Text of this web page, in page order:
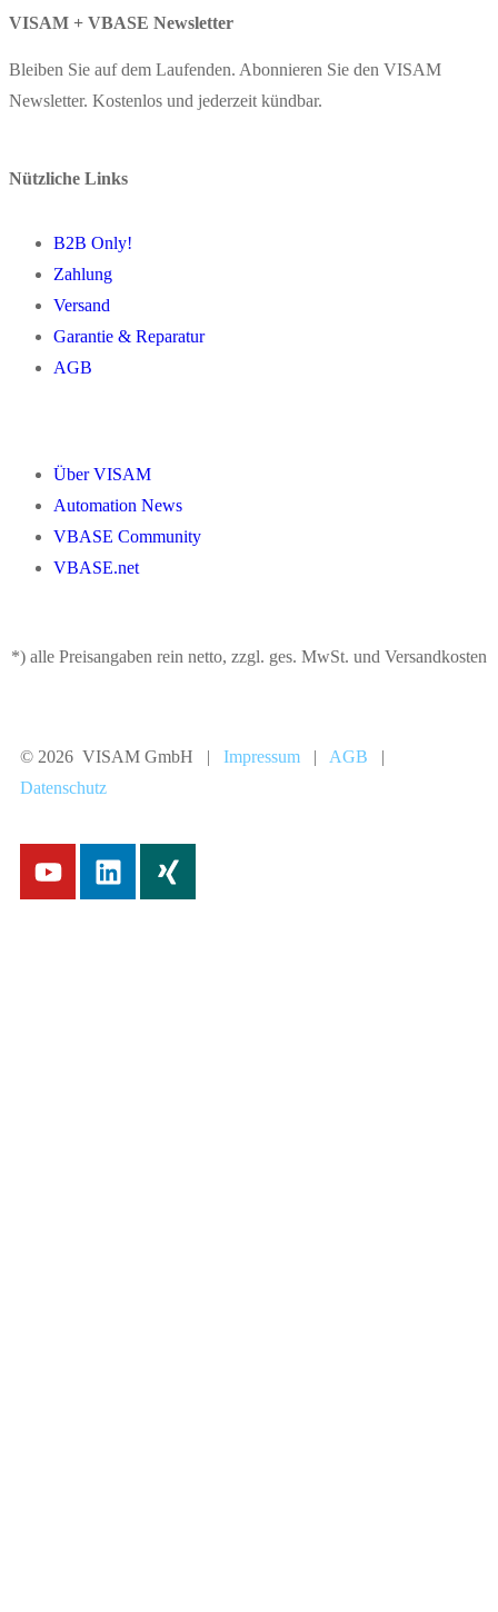
VISAM + VBASE Newsletter
Bleiben Sie auf dem Laufenden. Abonnieren Sie den VISAM
Newsletter. Kostenlos und jederzeit kündbar.
Nützliche Links
B2B Only!
Zahlung
Versand
Garantie & Reparatur
AGB
Über VISAM
Automation News
VBASE Community
VBASE.net
*) alle Preisangaben rein netto, zzgl. ges. MwSt. und Versandkosten
© 2026 VISAM GmbH | Impressum AGB
Datenschutz